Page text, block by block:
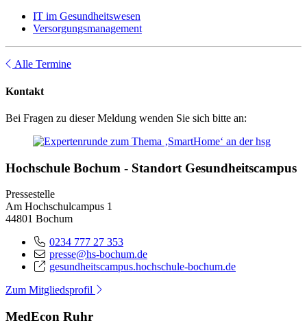
IT im Gesundheitswesen
Versorgungsmanagement
Alle Termine
Kontakt
Bei Fragen zu dieser Meldung wenden Sie sich bitte an:
Hochschule Bochum - Standort Gesundheitscampus
Pressestelle
Am Hochschulcampus 1
44801 Bochum
0234 777 27 353
presse@hs-bochum.de
gesundheitscampus.hochschule-bochum.de
Zum Mitgliedsprofil
MedEcon Ruhr